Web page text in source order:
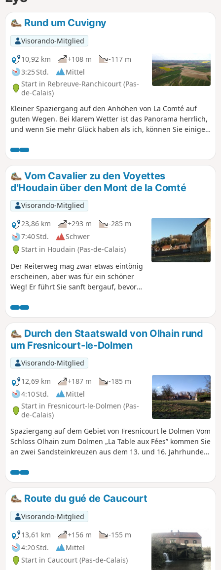
Rund um Cuvigny
Visorando-Mitglied
10,92 km
+108 m
-117 m
3:25 Std.
Mittel
Start in Rebreuve-Ranchicourt (Pas-
de-Calais)
Kleiner Spaziergang auf den Anhöhen von La Comté auf
guten Wegen. Bei klarem Wetter ist das Panorama herrlich,
und wenn Sie mehr Glück haben als ich, können Sie einige
Vom Cavalier zu den Voyettes
d'Houdain über den Mont de la Comté
Visorando-Mitglied
23,86 km
+293 m
-285 m
7:40 Std.
Schwer
Start in Houdain (Pas-de-Calais)
Der Reiterweg mag zwar etwas eintönig
erscheinen, aber was für ein schöner
Weg! Er führt Sie sanft bergauf, bevor
Mont de la Comté zu erklimmen. Am
Ende der Wanderung erwartet Sie die
Kirche.Durch den Staatswald von Olhain rund
um Fresnicourt-le-Dolmen
Visorando-Mitglied
12,69 km
+187 m
-185 m
4:10 Std.
Mittel
Start in Fresnicourt-le-Dolmen (Pas-
de-Calais)
Spaziergang auf dem Gebiet von Fresnicourt le Dolmen Vom
Schloss Olhain zum Dolmen „La Table aux Fées” kommen Sie
an zwei Sandsteinkreuzen aus dem 13. und 16. Jahrhundert
Staatswald von Olhain mit seinem Freizeitcenter und
kehren durch den Wald zurück. Herrliche Ausblicke auf die
Ebene und ihre Dörfer. Wählen Sie für diese Wanderung
möglichst trockenes Wetter, da die Wege bei Nässe
schwierig sein können.
Route du gué de Caucourt
Visorando-Mitglied
13,61 km
+156 m
-155 m
4:20 Std.
Mittel
Start in Caucourt (Pas-de-Calais)